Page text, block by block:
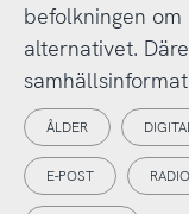
befolkningen
alternativet.
ÅLDER
E-POST RADIO